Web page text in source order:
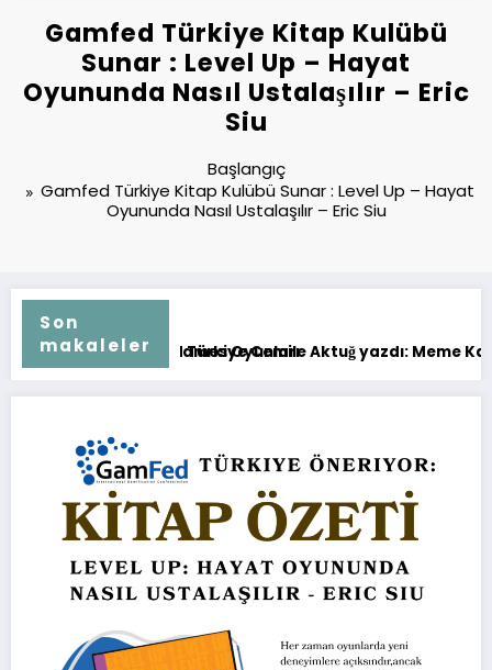
Gamfed Türkiye Kitap Kulübü
Sunar : Level Up – Hayat
Oyununda Nasıl Ustalaşılır – Eric
Siu
Başlangıç
Gamfed Türkiye Kitap Kulübü Sunar : Level Up – Hayat
Oyununda Nasıl Ustalaşılır – Eric Siu
Son
makaleler
Oyunları
Cemile Aktuğ yazdı: Meme Kanseri ile Mücadelede
Gamfed